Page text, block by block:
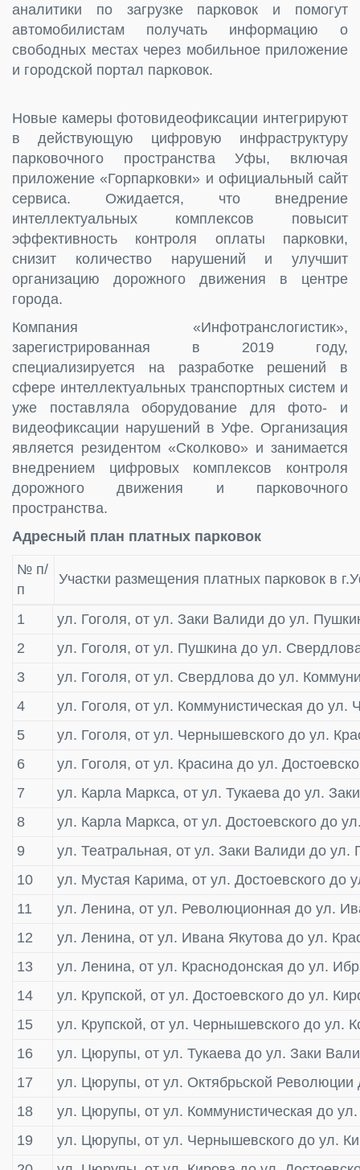
аналитики по загрузке парковок и помогут
автомобилистам получать информацию о
свободных местах через мобильное приложение
и городской портал парковок.
Новые камеры фотовидеофиксации интегрируют
в действующую цифровую инфраструктуру
парковочного пространства Уфы, включая
приложение «Горпарковки» и официальный сайт
сервиса. Ожидается, что внедрение
интеллектуальных комплексов повысит
эффективность контроля оплаты парковки,
снизит количество нарушений и улучшит
организацию дорожного движения в центре
города.
Компания «Инфотранслогистик»,
зарегистрированная в 2019 году,
специализируется на разработке решений в
сфере интеллектуальных транспортных систем и
уже поставляла оборудование для фото- и
видеофиксации нарушений в Уфе. Организация
является резидентом «Сколково» и занимается
внедрением цифровых комплексов контроля
дорожного движения и парковочного
пространства.
Адресный план платных парковок
№ п/
п
Участки размещения платных парковок в
1
ул. Гоголя, от ул. Заки Валиди до ул.
2
ул. Гоголя, от ул. Пушкина до ул.
3
ул. Гоголя, от ул. Свердлова до ул.
4
ул. Гоголя, от ул. Коммунистическая до ул.
5
ул. Гоголя, от ул. Чернышевского до ул.
6
ул. Гоголя, от ул. Красина до ул.
7
ул. Карла Маркса, от ул. Тукаева до ул.
8
ул. Карла Маркса, от ул. Достоевского до
9
ул. Театральная, от ул. Заки Валиди до ул.
10
ул. Мустая Карима, от ул. Достоевского до
11
ул. Ленина, от ул. Революционная до ул.
12
ул. Ленина, от ул. Ивана Якутова до ул.
13
ул. Ленина, от ул. Краснодонская до ул.
14
ул. Крупской, от ул. Достоевского до ул.
15
ул. Крупской, от ул. Чернышевского до ул.
16
ул. Цюрупы, от ул. Тукаева до ул. Заки
17
ул. Цюрупы, от ул. Октябрьской Революции
18
ул. Цюрупы, от ул. Коммунистическая до
19
ул. Цюрупы, от ул. Чернышевского до ул.